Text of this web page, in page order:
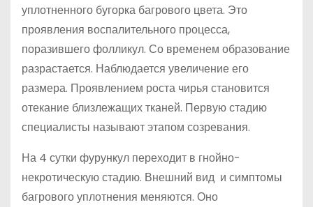
уплотненного бугорка багрового цвета. Это
проявления воспалительного процесса,
поразившего фолликул. Со временем образование
разрастается. Наблюдается увеличение его
размера. Проявлением роста чирья становится
отекание близлежащих тканей. Первую стадию
специалисты называют этапом созревания.
На 4 сутки фурункул переходит в гнойно-
некротическую стадию. Внешний вид и симптомы
багрового уплотнения меняются. Оно